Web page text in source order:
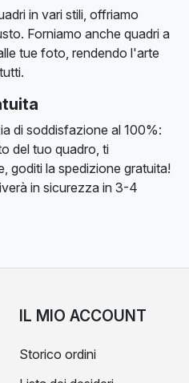
in vari stili, offriamo
Forniamo anche quadri a
tue foto, rendendo l'arte
di soddisfazione al 100%:
del tuo quadro, ti
goditi la spedizione gratuita!
in sicurezza in 3-4
IL MIO ACCOUNT
Storico ordini